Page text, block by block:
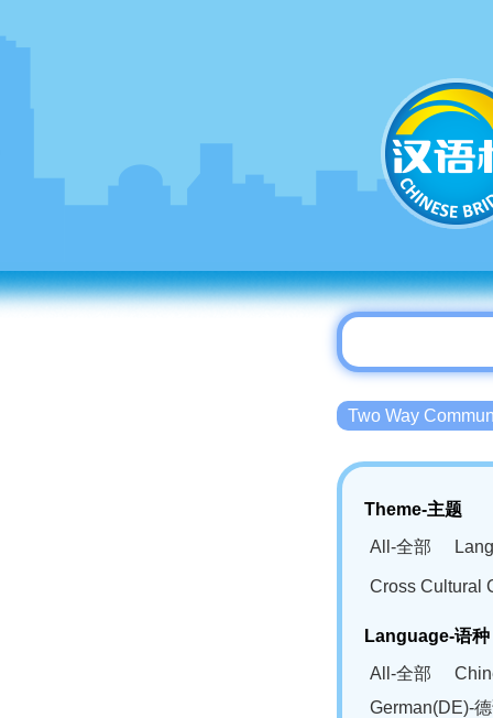
Two Way
Theme-主题
All-全部
Cross Cultural
Language-语种
All-全部
German(DE)-